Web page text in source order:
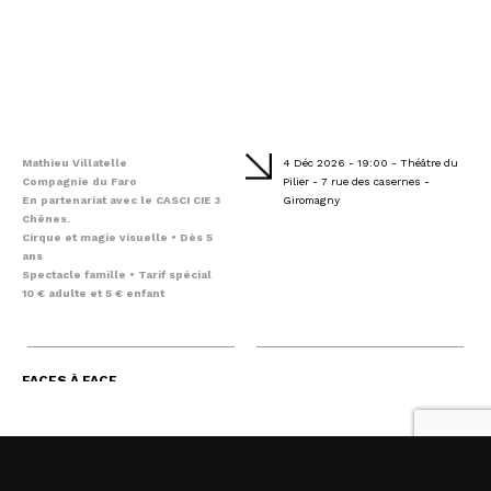
Mathieu Villatelle
Compagnie du Faro
En partenariat avec le CASCI CIE 3
Chênes.
Cirque et magie visuelle • Dès 5
ans
Spectacle famille • Tarif spécial
10 € adulte et 5 € enfant
4 Déc 2026 - 19:00 - Théâtre du
Pilier - 7 rue des casernes -
Giromagny
FACES À FACE
Après Géométrie variable et Ça disparaît ? la Compagnie du Faro
revient à Giromagny avec une nouvelle aventure dédiée aux